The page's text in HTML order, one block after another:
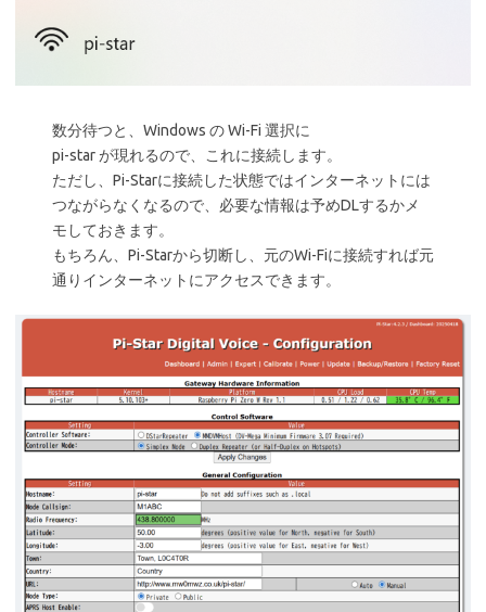
数分待つと、Windows の Wi-Fi 選択に
pi-star が現れるので、これに接続します。
ただし、Pi-Starに接続した状態ではインターネットには
つながらなくなるので、必要な情報は予めDLするかメ
モしておきます。
もちろん、Pi-Starから切断し、元のWi-Fiに接続すれば元
通りインターネットにアクセスできます。